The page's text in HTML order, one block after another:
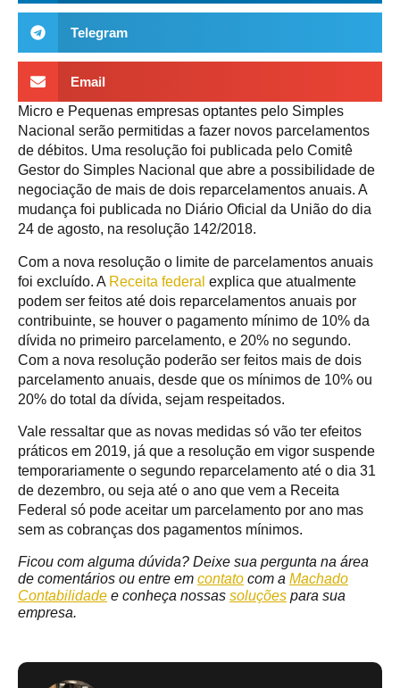
Telegram
Email
Micro e Pequenas empresas optantes pelo Simples
Nacional serão permitidas a fazer novos parcelamentos
de débitos. Uma resolução foi publicada pelo Comitê
Gestor do Simples Nacional que abre a possibilidade de
negociação de mais de dois reparcelamentos anuais. A
mudança foi publicada no Diário Oficial da União do dia
24 de agosto, na resolução 142/2018.
Com a nova resolução o limite de parcelamentos anuais
foi excluído. A Receita federal explica que atualmente
podem ser feitos até dois reparcelamentos anuais por
contribuinte, se houver o pagamento mínimo de 10% da
dívida no primeiro parcelamento, e 20% no segundo.
Com a nova resolução poderão ser feitos mais de dois
parcelamento anuais, desde que os mínimos de 10% ou
20% do total da dívida, sejam respeitados.
Vale ressaltar que as novas medidas só vão ter efeitos
práticos em 2019, já que a resolução em vigor suspende
temporariamente o segundo reparcelamento até o dia 31
de dezembro, ou seja até o ano que vem a Receita
Federal só pode aceitar um parcelamento por ano mas
sem as cobranças dos pagamentos mínimos.
Ficou com alguma dúvida? Deixe sua pergunta na área
de comentários ou entre em contato com a Machado
Contabilidade e conheça nossas soluções para sua
empresa.